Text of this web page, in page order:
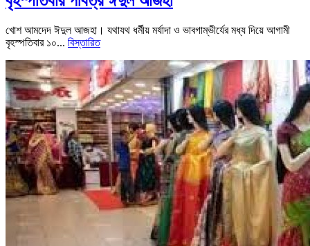
খোশ আমদেদ ঈদুল আজহা। যথাযথ ধর্মীয় মর্যাদা ও ভাবগাম্ভীর্যের মধ্য দিয়ে আগামী
বৃহস্পতিবার ১০... বিস্তারিত